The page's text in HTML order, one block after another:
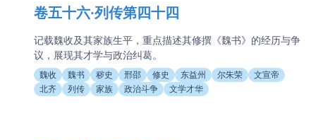
卷五十六·列传第四十四
记载魏收及其家族生平，重点描述其修撰《魏书》的经历与争
议，展现其才学与政治纠葛。
魏收 魏书 秽史 邢邵 修史 东益州 尔朱荣
文宣帝
北齐
列传 家族 政治斗争 文学才华